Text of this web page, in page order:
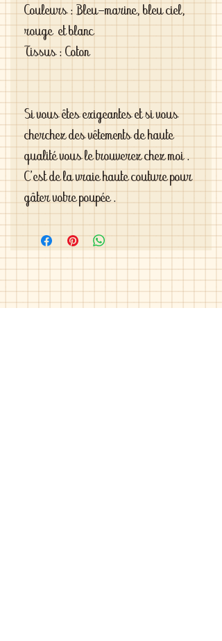
Couleurs : Bleu-marine, bleu ciel,
rouge et blanc
Tissus : Coton
Si vous êtes exigeantes et si vous
cherchez des vêtements de haute
qualité vous le trouverez chez moi .
C'est de la vraie haute couture pour
gâter votre poupée .